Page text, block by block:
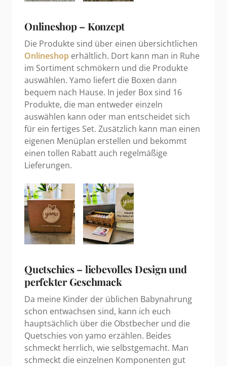
Onlineshop – Konzept
Die Produkte sind über einen übersichtlichen
Onlineshop erhältlich. Dort kann man in Ruhe
im Sortiment schmökern und die Produkte
auswählen. Yamo liefert die Boxen dann
bequem nach Hause. In jeder Box sind 16
Produkte, die man entweder einzeln
auswählen kann oder man entscheidet sich
für ein fertiges Set. Zusätzlich kann man einen
eigenen Menüplan erstellen und bekommt
einen tollen Rabatt auch regelmäßige
Lieferungen.
Quetschies – liebevolles Design und
perfekter Geschmack
Da meine Kinder der üblichen Babynahrung
schon entwachsen sind, kann ich euch
hauptsächlich über die Obstbecher und die
Quetschies von yamo erzählen. Beides
schmeckt herrlich, wie selbstgemacht. Man
schmeckt die einzelnen Komponenten gut